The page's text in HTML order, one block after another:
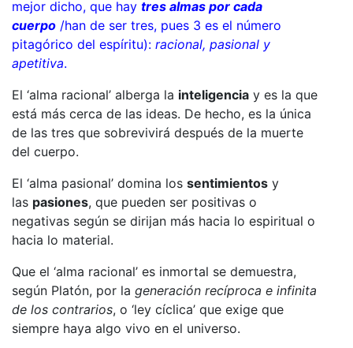
mejor dicho, que hay tres almas por cada
cuerpo /han de ser tres, pues 3 es el número
pitagórico del espíritu): racional, pasional y
apetitiva.
El ‘alma racional’ alberga la inteligencia y es la que
está más cerca de las ideas. De hecho, es la única
de las tres que sobrevivirá después de la muerte
del cuerpo.
El ‘alma pasional’ domina los sentimientos y
las pasiones, que pueden ser positivas o
negativas según se dirijan más hacia lo espiritual o
hacia lo material.
Que el ‘alma racional’ es inmortal se demuestra,
según Platón, por la generación recíproca e infinita
de los contrarios, o ‘ley cíclica’ que exige que
siempre haya algo vivo en el universo.